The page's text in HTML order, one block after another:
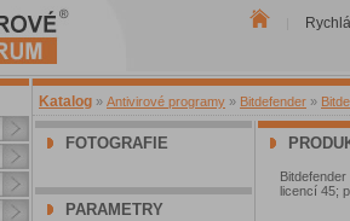
Katalog » Antivirové programy » Bitdefender »
FOTOGRAFIE
PARAMETRY
licencí 45;